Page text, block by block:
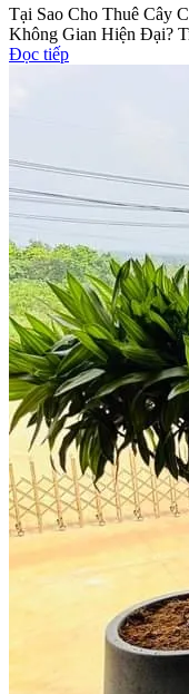
Tại Sao Cho Thuê Cây
Không Gian Hiện Đại?
Đọc tiếp